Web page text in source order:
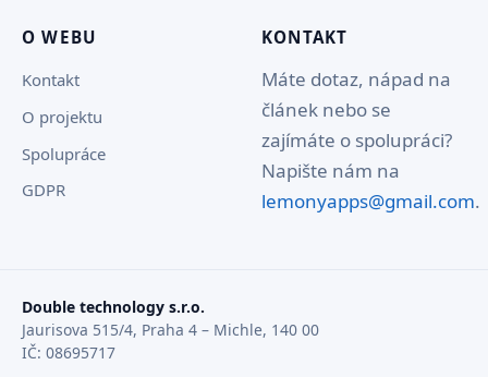
O WEBU
Kontakt
O projektu
Spolupráce
GDPR
KONTAKT
Máte dotaz, nápad na
článek nebo se
zajímáte o spolupráci?
Napište nám na
lemonyapps@gmail.com.
Double technology s.r.o.
Jaurisova 515/4, Praha 4 – Michle, 140 00
IČ: 08695717